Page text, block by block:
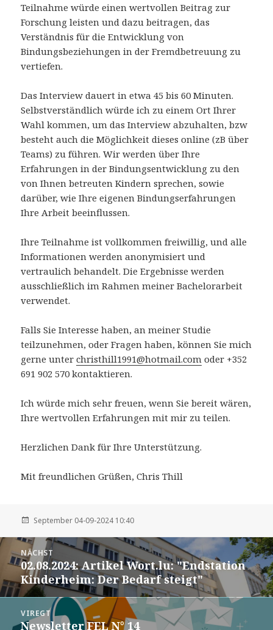
Teilnahme würde einen wertvollen Beitrag zur
Forschung leisten und dazu beitragen, das
Verständnis für die Entwicklung von
Bindungsbeziehungen in der Fremdbetreuung zu
vertiefen.
Das Interview dauert in etwa 45 bis 60 Minuten.
Selbstverständlich würde ich zu einem Ort Ihrer
Wahl kommen, um das Interview abzuhalten, bzw
besteht auch die Möglichkeit dieses online (zB über
Teams) zu führen. Wir werden über Ihre
Erfahrungen in der Bindungsentwicklung zu den
von Ihnen betreuten Kindern sprechen, sowie
darüber, wie Ihre eigenen Bindungserfahrungen
Ihre Arbeit beeinflussen.
Ihre Teilnahme ist vollkommen freiwillig, und alle
Informationen werden anonymisiert und
vertraulich behandelt. Die Ergebnisse werden
ausschließlich im Rahmen meiner Bachelorarbeit
verwendet.
Falls Sie Interesse haben, an meiner Studie
teilzunehmen, oder Fragen haben, können Sie mich
gerne unterchristhill1991@hotmail.com oder +352
691 902 570 kontaktieren.
Ich würde mich sehr freuen, wenn Sie bereit wären,
Ihre wertvollen Erfahrungen mit mir zu teilen.
Herzlichen Dank für Ihre Unterstützung.
Mit freundlichen Grüßen, Chris Thill
September 04-09-2024 10:40
Post
navigation
NÄCHST
Nächst
02.08.2024: Artikel Wort.lu: "Endstation
Kinderheim: Der Bedarf steigt"
VIREGT
Viregt
Newsletter FEL N° 14